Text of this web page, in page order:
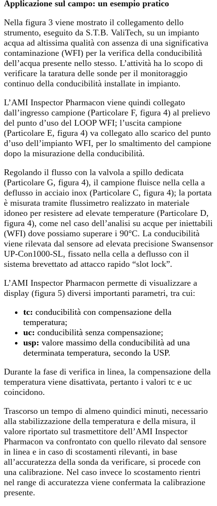
Applicazione sul campo: un esempio pratico
Nella figura 3 viene mostrato il collegamento dello
strumento, eseguito da S.T.B. ValiTech, su un impianto
acqua ad altissima qualità con assenza di una significativa
contaminazione (WFI) per la verifica della conducibilità
dell’acqua presente nello stesso. L’attività ha lo scopo di
verificare la taratura delle sonde per il monitoraggio
continuo della conducibilità installate in impianto.
L’AMI Inspector Pharmacon viene quindi collegato
dall’ingresso campione (Particolare F, figura 4) al prelievo
del punto d’uso del LOOP WFI; l’uscita campione
(Particolare E, figura 4) va collegato allo scarico del punto
d’uso dell’impianto WFI, per lo smaltimento del campione
dopo la misurazione della conducibilità.
Regolando il flusso con la valvola a spillo dedicata
(Particolare G, figura 4), il campione fluisce nella cella a
deflusso in acciaio inox (Particolare C, figura 4); la portata
è misurata tramite flussimetro realizzato in materiale
idoneo per resistere ad elevate temperature (Particolare D,
figura 4), come nel caso dell’analisi su acque per iniettabili
(WFI) dove possiamo superare i 90°C. La conducibilità
viene rilevata dal sensore ad elevata precisione Swansensor
UP-Con1000-SL, fissato nella cella a deflusso con il
sistema brevettato ad attacco rapido “slot lock”.
L’AMI Inspector Pharmacon permette di visualizzare a
display (figura 5) diversi importanti parametri, tra cui:
tc: conducibilità con compensazione della
temperatura;
uc: conducibilità senza compensazione;
usp: valore massimo della conducibilità ad una
determinata temperatura, secondo la USP.
Durante la fase di verifica in linea, la compensazione della
temperatura viene disattivata, pertanto i valori tc e uc
coincidono.
Trascorso un tempo di almeno quindici minuti, necessario
alla stabilizzazione della temperatura e della misura, il
valore riportato sul trasmettitore dell’AMI Inspector
Pharmacon va confrontato con quello rilevato dal sensore
in linea e in caso di scostamenti rilevanti, in base
all’accuratezza della sonda da verificare, si procede con
una calibrazione. Nel caso invece lo scostamento rientri
nel range di accuratezza viene confermata la calibrazione
presente.